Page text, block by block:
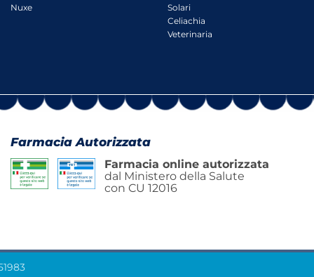
Nuxe
Solari
Celiachia
Veterinaria
Farmacia Autorizzata
Farmacia online autorizzata
dal Ministero della Salute
con CU 12016